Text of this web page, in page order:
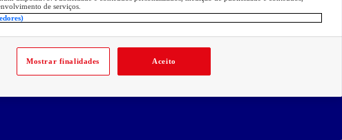
de serviços.
Mostrar finalidades Aceito